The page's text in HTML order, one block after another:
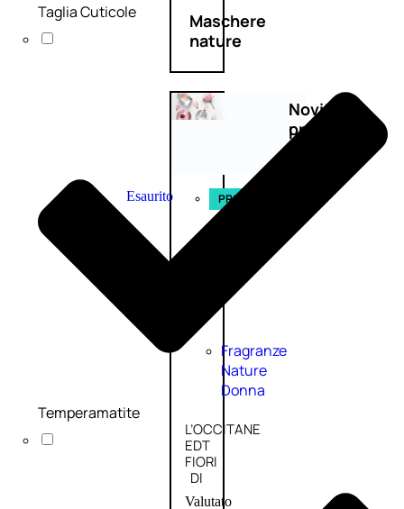
Maschere
nature
Novità
profumi
nature
Esaurito PROMO
Fragranze
Nature
Donna
L’OCCITANE
EDT
FIORI
DI
Valutato
Taglia Cuticole
Temperamatite